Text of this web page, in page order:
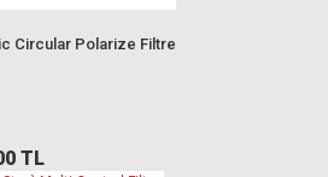
Circular Polarize Filtre
TL